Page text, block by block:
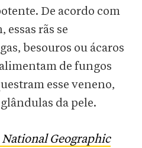
De acordo com
rãs se
besouros ou ácaros
de fungos
esse veneno,
da pele.
National Geographic